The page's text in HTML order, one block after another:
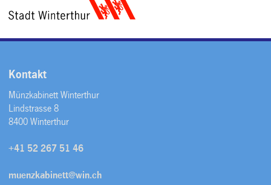
Kontakt
Münzkabinett Winterthur
Lindstrasse 8
8400 Winterthur
+41 52 267 51 46
muenzkabinett@win.ch